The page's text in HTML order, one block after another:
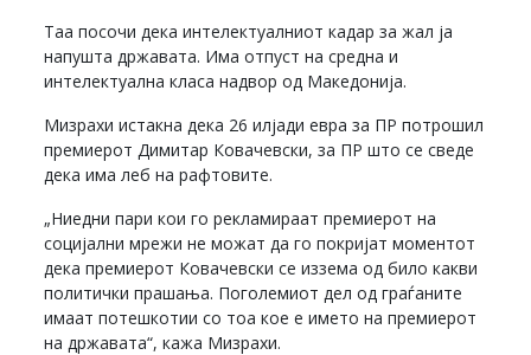
Таа посочи дека интелектуалниот кадар за жал ја
напушта државата. Има отпуст на средна и
интелектуална класа надвор од Македонија.
Мизрахи истакна дека 26 илјади евра за ПР потрошил
премиерот Димитар Ковачевски, за ПР што се сведе
дека има леб на рафтовите.
„Ниедни пари кои го рекламираат премиерот на
социјални мрежи не можат да го покријат моментот
дека премиерот Ковачевски се иззема од било какви
политички прашања. Поголемиот дел од граѓаните
имаат потешкотии со тоа кое е името на премиерот
на државата“, кажа Мизрахи.